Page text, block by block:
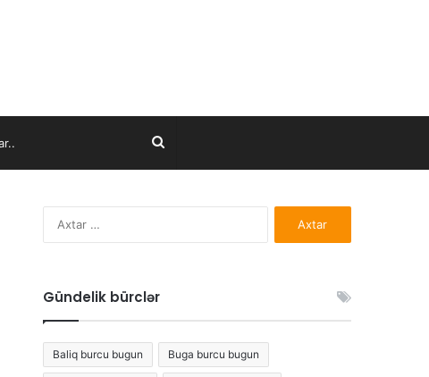
Axtar..
Gündelik bürclər
Baliq burcu bugun Buga burcu bugun